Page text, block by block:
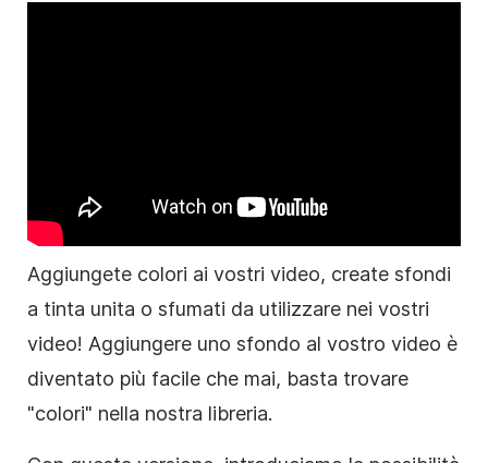
Aggiungete colori ai vostri video, create sfondi
a tinta unita o sfumati da utilizzare nei vostri
video! Aggiungere uno sfondo al vostro video è
diventato più facile che mai, basta trovare
"colori" nella nostra libreria.